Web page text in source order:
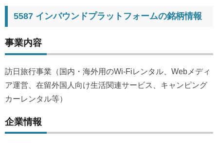
5587 インバウンドプラットフォームの銘柄情報
事業内容
訪日旅行事業（国内・海外用のWi-Fiレンタル、Webメディ
ア運営、在留外国人向け生活関連サービス、キャンピング
カーレンタル等）
企業情報